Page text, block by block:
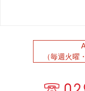
（毎週火曜